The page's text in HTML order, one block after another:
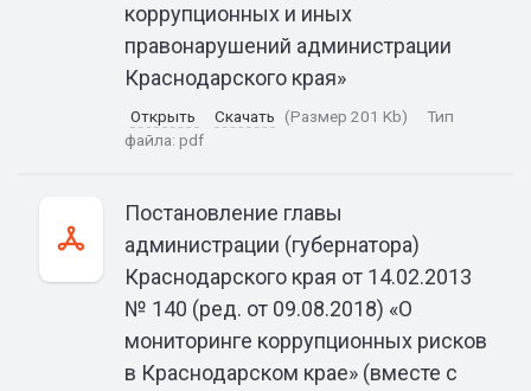
коррупционных и иных
правонарушений администрации
Краснодарского края»
Открыть Скачать (Размер 201 Kb)
Тип
файла: pdf
Постановление главы
администрации (губернатора)
Краснодарского края от 14.02.2013
№ 140 (ред. от 09.08.2018) «О
мониторинге коррупционных рисков
в Краснодарском крае» (вместе с